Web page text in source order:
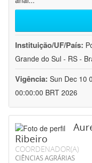
Instituição/UF/País:
Grande do Sul - RS -
Vigência: Sun Dec 10
00:00:00 BRT 2026
Ribeiro
COORDENADOR(A)
CIÊNCIAS AGRÁRIAS